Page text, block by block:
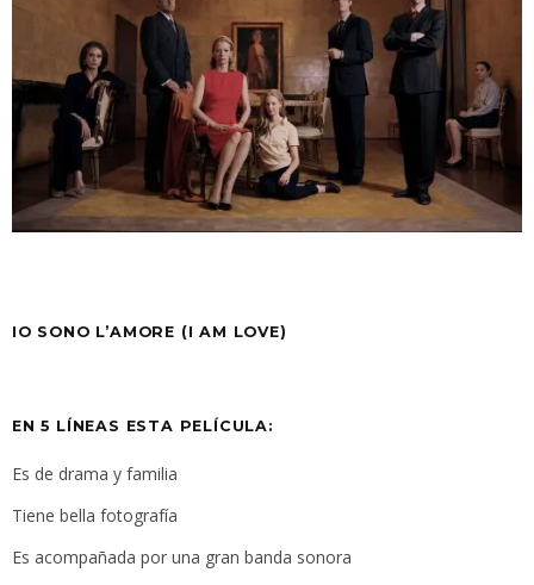
IO SONO L’AMORE (I AM LOVE)
EN 5 LÍNEAS ESTA PELÍCULA:
Es de drama y familia
Tiene bella fotografía
Es acompañada por una gran banda sonora